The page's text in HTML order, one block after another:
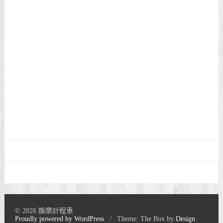
© 2026 娛樂計程車
Proudly powered by WordPress
/ Theme: The Box byDesign